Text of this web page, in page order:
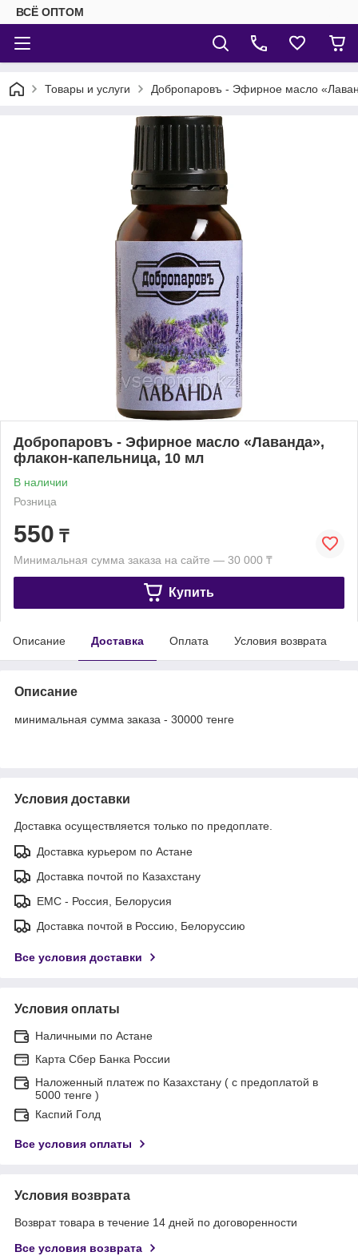
ВСЁ ОПТОМ
Товары и услуги Добропаровъ - Эфирное масло
Добропаровъ - Эфирное масло «Лаванда»,
флакон-капельница, 10 мл
В наличии
Розница
550 ₸
Минимальная сумма заказа на сайте — 30 000 ₸
Купить
Описание Доставка Оплата Условия возврата
Описание
минимальная сумма заказа - 30000 тенге
Условия доставки
Доставка осуществляется только по предоплате.
Доставка курьером по Астане
Доставка почтой по Казахстану
ЕМС - Россия, Белорусия
Доставка почтой в Россию, Белоруссию
Все условия доставки
Условия оплаты
Наличными по Астане
Карта Сбер Банка России
Наложенный платеж по Казахстану ( с предоплатой в
5000 тенге )
Каспий Голд
Все условия оплаты
Условия возврата
Возврат товара в течение 14 дней по договоренности
Все условия возврата